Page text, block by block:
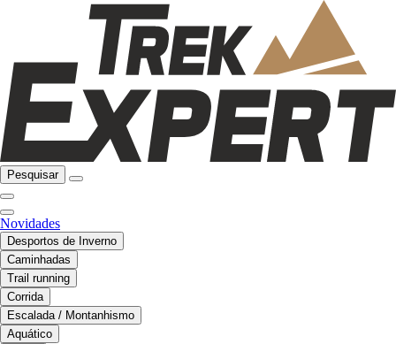
Pesquisar
Novidades
Desportos de Inverno
Caminhadas
Trail running
Corrida
Escalada / Montanhismo
Aquático